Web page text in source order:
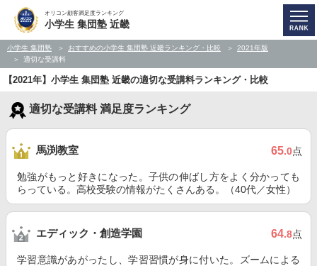
オリコン顧客満足度ランキング
小学生 集団塾 近畿
小学生 集団塾 おすすめの小学生 集団塾 近畿ランキング・比較
2021年版
適切な受講料
【2021年】小学生 集団塾 近畿の適切な受講料ランキング・比較
適切な受講料 満足度ランキング
馬渕教室 65.0点
勉強がもっと好きになった。子供の伸ばし方をよく分かっても
らっている。高校受験の情報がたくさんある。（40代／女性）
エディック・創造学園 64.8点
学習意識があがったし、学習習慣が身に付いた。ズームによる